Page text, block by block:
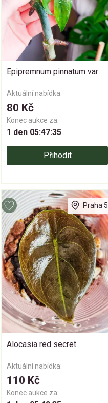
Epipremnum pinnatum var
Aktuální nabídka:
80 Kč
Konec aukce za:
1 den 05:47:35
Přihodit
Praha 5
Alocasia red secret
Aktuální nabídka:
110 Kč
Konec aukce za: